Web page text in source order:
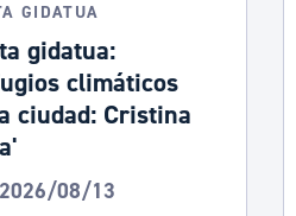
GIDATUA
gidatua:
climáticos
ciudad: Cristina
2026/08/13